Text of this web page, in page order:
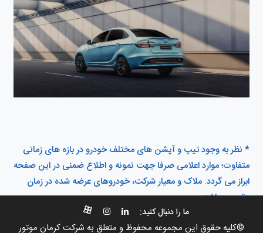
* نظر به وجود تیپ و آپشن های مختلف خودرو در بازه های زمانی
متفاوت؛ موارد اعلامی صرفا جهت نمونه و اطلاع ضمنی در این صفحه
ابراز می گردد. ملاک و معیار شرکت، خودروهای عرضه شده در زمان
مقرر می باشد.
ما را دنبال کنید:
©کلیه حقوق این مجموعه محفوظ و متعلق به شرکت کرمان موتور